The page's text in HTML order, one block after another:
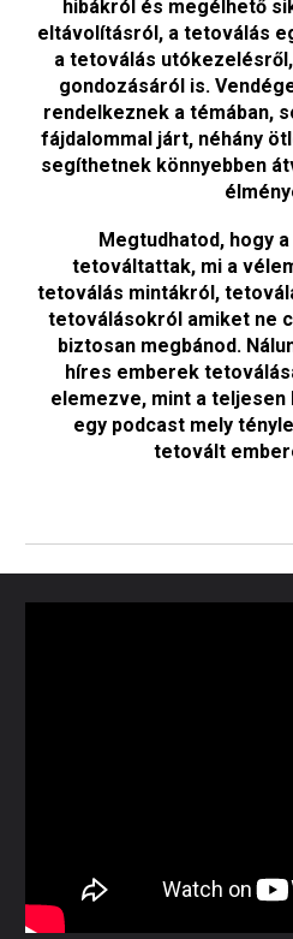
hibákról és megélhető
eltávolításról, a tetoválás
a tetoválás
gondozásáról is.
rendelkeznek a témában,
fájdalommal járt, néhány
segíthetnek könnyebben
Megtudhatod, hogy
tetováltattak, mi a
tetoválás mintákról,
tetoválásokról amiket ne
biztosan megbánod.
híres emberek
elemezve, mint a teljesen
egy podcast mely
tetovált